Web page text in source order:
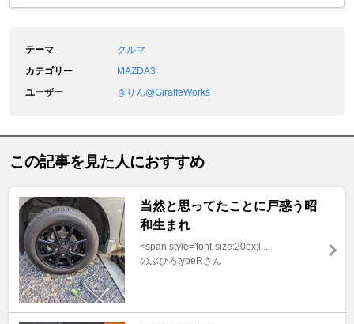
テーマ
クルマ
カテゴリー
MAZDA3
ユーザー
きりん@GiraffeWorks
この記事を見た人におすすめ
当然と思ってたことに戸惑う昭
和生まれ
<span style='font-size:20px;l ...
のぶひろtypeRさん